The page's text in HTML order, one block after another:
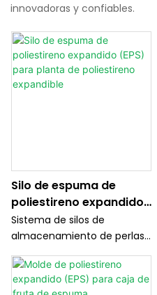
innovadoras y confiables.
Silo de espuma de
poliestireno expandido
(EPS) para planta de
poliestireno expandible
Sistema de silos de
almacenamiento de perlas
de poliestireno EPS